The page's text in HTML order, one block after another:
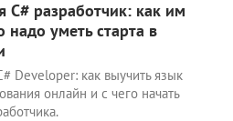
C# разработчик: как им
надо уметь старта в
Developer: как выучить язык
онлайн и с чего начать